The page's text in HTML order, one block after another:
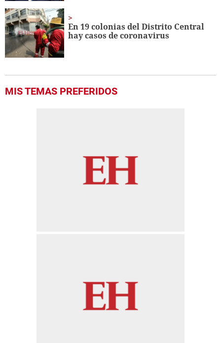
En 19 colonias del Distrito Central
hay casos de coronavirus
MIS TEMAS PREFERIDOS